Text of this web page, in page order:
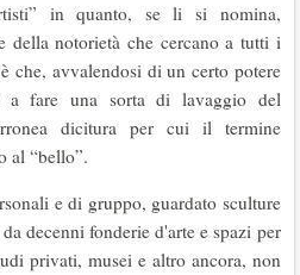
in quanto, se li si nomina,
della notorietà che cercano a tutti i
che, avvalendosi di un certo potere
a fare una sorta di lavaggio del
dicitura per cui il termine
al “bello”.
e di gruppo, guardato sculture
decenni fonderie d'arte e spazi per
privati, musei e altro ancora, non